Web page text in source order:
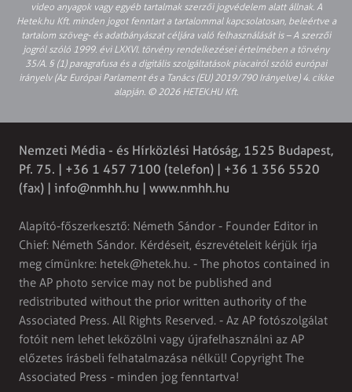
video anyagok vagy egyéb tartalmak szerzői jogvédelem alatt állnak. A
Hetek.hu Kft. minden jogot fenntart a tartalommal kapcsolatosan, beleértve a
tartalom szöveg- és adatbányászat céljára való felhasználását is – A szerzői
jogról szóló 1999. évi LXXVI. törvény rendelkezései értelmében a törvény
35/A. § (1) paragrafusa és a digitális szolgáltatások piacairól szóló európai
irányelv (Az Európai Parlament és a Tanács (EU) 2019/790 Irányelve) 4. cikke
alapján. © 2026 HETEK.HU Kft.
Nemzeti Média - és Hírközlési Hatóság, 1525 Budapest,
Pf. 75. | +36 1 457 7100 (telefon) | +36 1 356 5520
(fax) | info@nmhh.hu | www.nmhh.hu
Alapító-főszerkesztő: Németh Sándor - Founder Editor in
Chief: Németh Sándor. Kérdéseit, észrevételeit kérjük írja
meg címünkre: hetek@hetek.hu. - The photos contained in
the AP photo service may not be published and
redistributed without the prior written authority of the
Associated Press. All Rights Reserved. - Az AP fotószolgálat
fotóit nem lehet leközölni vagy újrafelhasználni az AP
előzetes írásbeli felhatalmazása nélkül! Copyright The
Associated Press - minden jog fenntartva!